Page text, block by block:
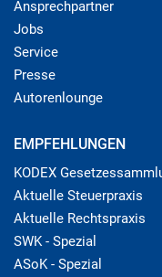
Ansprechpartner
Jobs
Service
Presse
Autorenlounge
EMPFEHLUNGEN
KODEX
Aktuelle Steuerpraxis
Aktuelle Rechtspraxis
SWK - Spezial
ASoK - Spezial